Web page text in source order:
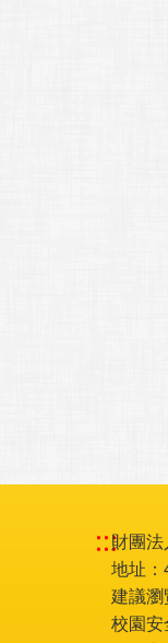
:::財團
地址
建議
校園